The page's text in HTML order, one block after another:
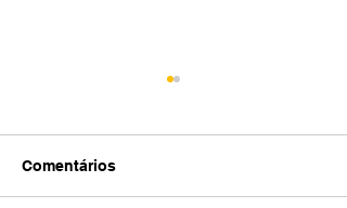
Comentários